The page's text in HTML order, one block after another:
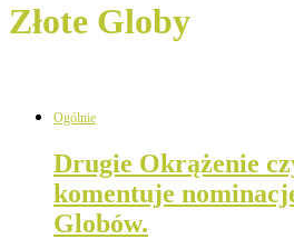
Złote Globy
Ogólnie
Drugie Okrążenie
komentuje
Globów.